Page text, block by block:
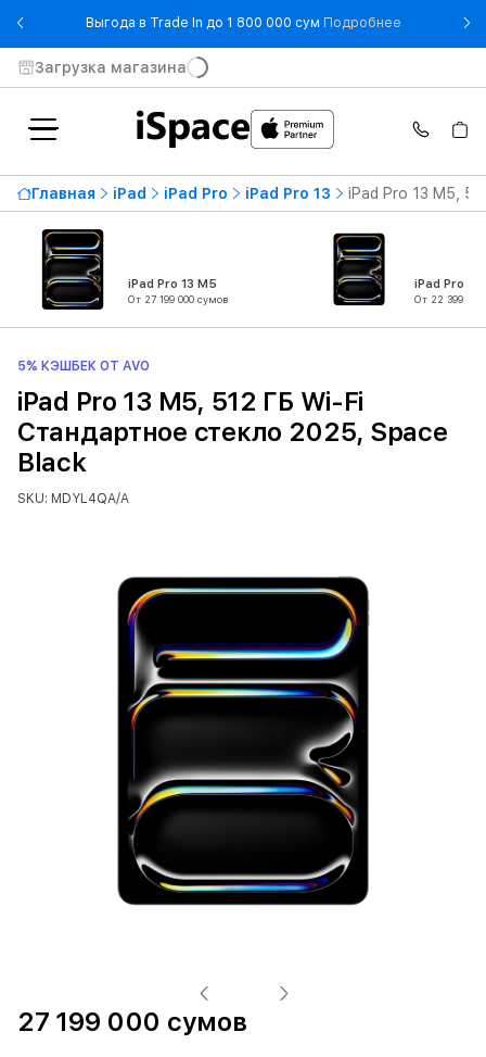
Выгода в Trade In до 1 800 000 сум Подробнее- Выгода в
Загрузка магазина
Главная iPad iPad Pro iPad Pro 13 iPad Pro 13 M5,
iPad Pro 13 M5
От 27 199 000 сумов
iPad Pro 11
От 22 399 000
5% КЭШБЕК ОТ AVO
iPad Pro 13 M5, 512 ГБ Wi-Fi
Стандартное стекло 2025, Space
Black
SKU: MDYL4QA/A
27 199 000 сумов